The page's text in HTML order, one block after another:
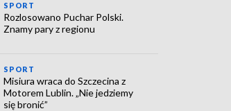
SPORT
Rozlosowano Puchar Polski.
Znamy pary z regionu
SPORT
Misiura wraca do Szczecina z
Motorem Lublin. „Nie jedziemy
się bronić”